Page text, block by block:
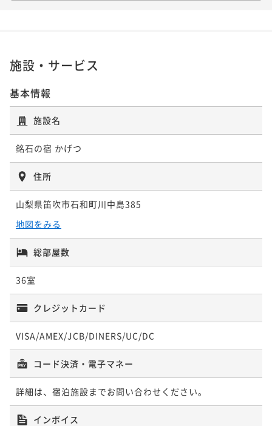
☆大切な人へ…♪花束で祝う！☆ 【記念日】プラン
二食付き 現地決済可 事前決済可
IN 15:00 - 18:00 OUT10:00
¥87,780~
『知ってましたか？』 甲州名物【馬刺し】or【鮑の煮
貝】チョイ スプラン♪
二食付き 現地決済可
施設・サービス
基本情報
施設名
銘石の宿 かげつ
住所
山梨県笛吹市石和町川中島385
地図をみる
総部屋数
36室
クレジットカード
VISA/AMEX/JCB/DINERS/UC/DC
コード決済・電子マネー
詳細は、宿泊施設までお問い合わせください。
インボイス